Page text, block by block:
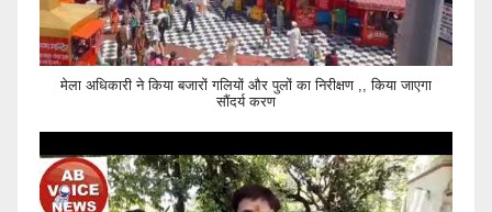
मेला अधिकारी ने किया बजारों गलियों और पुलों का निरीक्षण ,, किया जाएगा
सौंदर्य करण